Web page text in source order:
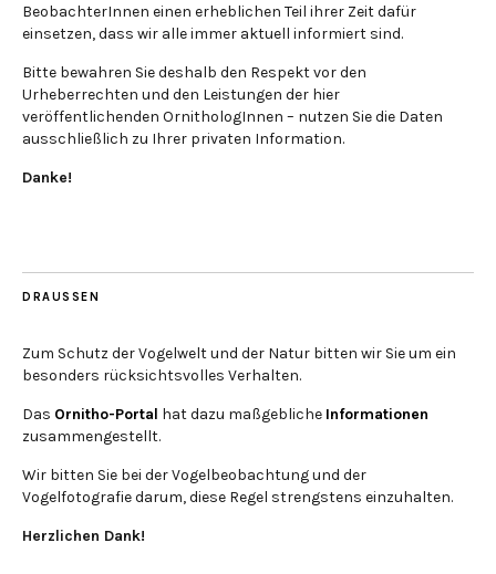
BeobachterInnen einen erheblichen Teil ihrer Zeit dafür
einsetzen, dass wir alle immer aktuell informiert sind.
Bitte bewahren Sie deshalb den Respekt vor den
Urheberrechten und den Leistungen der hier
veröffentlichenden OrnithologInnen – nutzen Sie die Daten
ausschließlich zu Ihrer privaten Information.
Danke!
DRAUSSEN
Zum Schutz der Vogelwelt und der Natur bitten wir Sie um ein
besonders rücksichtsvolles Verhalten.
Das Ornitho-Portal hat dazu maßgebliche Informationen
zusammengestellt.
Wir bitten Sie bei der Vogelbeobachtung und der
Vogelfotografie darum, diese Regel strengstens einzuhalten.
Herzlichen Dank!